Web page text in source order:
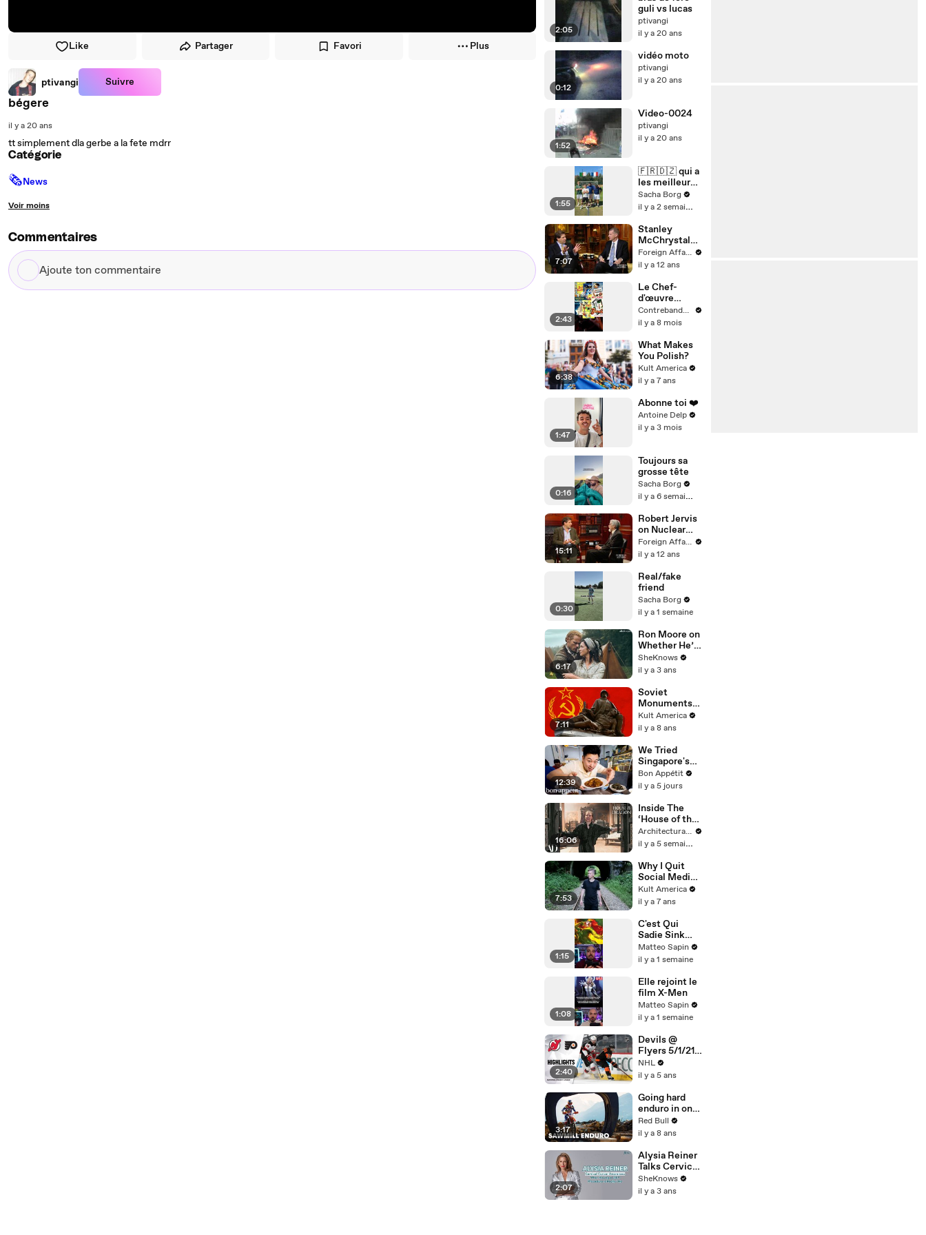
Like Partager Favori Plus
ptivangi Suivre
bégere
il y a 20 ans
tt simplement dla gerbe a la fete mdrr
Catégorie
🗞News
Voir moins
Commentaires
Ajoute
ton
2:05
guli vs lucas
ptivangi
il y a 20 ans
0:12
vidéo moto
ptivangi
il y a 20 ans
1:52
Video-0024
ptivangi
il y a 20 ans
1:55
🇫🇷🇩🇿 qui a
les meilleurs
frappeurs ?
Sacha Borg
il y a 2 semaines
7:07
Stanley
McChrystal
on U.S.
Military
Foreign Affairs
il y a 12 ans
2:43
Le Chef-
d'œuvre
Français qui a
Inspiré
Ghibli : Le Roi
et l'Oiseau
Contrebande Films
il y a 8 mois
6:38
What Makes
You Polish?
Kult America
il y a 7 ans
1:47
Abonne toi ❤️
Antoine Delp
il y a 3 mois
0:16
Toujours sa
grosse tête
Sacha Borg
il y a 6 semaines
15:11
Robert Jervis
on Nuclear
DiplomacyForeign Affairs
il y a 12 ans
0:30
Real/fake
friend
Sacha Borg
il y a 1 semaine
6:17
Ron Moore on
Whether He’ll
Return For
the End of
SheKnows
il y a 3 ans
7:11
Soviet
Monuments
of Warsaw
[Kult
Kult America
il y a 8 ans
12:39
We Tried
Singapore's
Legendary
Slow-Cooked
Bon Appétit
il y a 5 jours
16:06
Inside The
‘House of the
Dragon’
Season 3 Set
D’Arcy
Architectural Digest
il y a 5 semaines
7:53
Why I Quit
Social Media
[Kult
America]
Kult America
il y a 7 ans
1:15
C'est Qui
Sadie Sink
dans Spider-
Man ?
Matteo Sapin
il y a 1 semaine
1:08
Elle rejoint le
film X-Men
Matteo Sapin
il y a 1 semaine
2:40
Devils @
Flyers 5/1/21 |
NHL
Highlights
NHL
il y a 5 ans
3:17
Going hard
enduro in one
of Europe’s
largest
Red Bull
il y a 8 ans
2:07
Alysia Reiner
Talks Cervical
Cancer
Awareness &
SheKnows
il y a 3 ans